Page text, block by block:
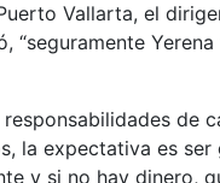
Vallarta, el
“seguramente
de
la expectativa es ser
y si no hay dinero,